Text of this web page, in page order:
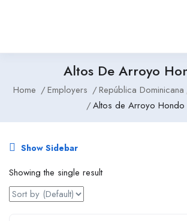
Altos De Arroyo
Home Employers República Dominicana
Altos de Arroyo Hondo
Show Sidebar
Showing the single result